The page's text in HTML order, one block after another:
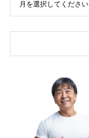
月を選択してください